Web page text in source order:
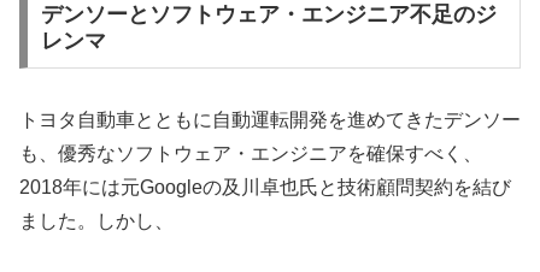
デンソーとソフトウェア・エンジニア不足のジ
レンマ
トヨタ自動車とともに自動運転開発を進めてきたデンソー
も、優秀なソフトウェア・エンジニアを確保すべく、
2018年には元Googleの及川卓也氏と技術顧問契約を結び
ました。しかし、